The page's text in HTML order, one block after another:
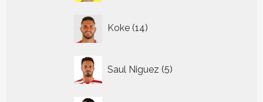
Koke 14
producten
Saul Niguez 5
producten